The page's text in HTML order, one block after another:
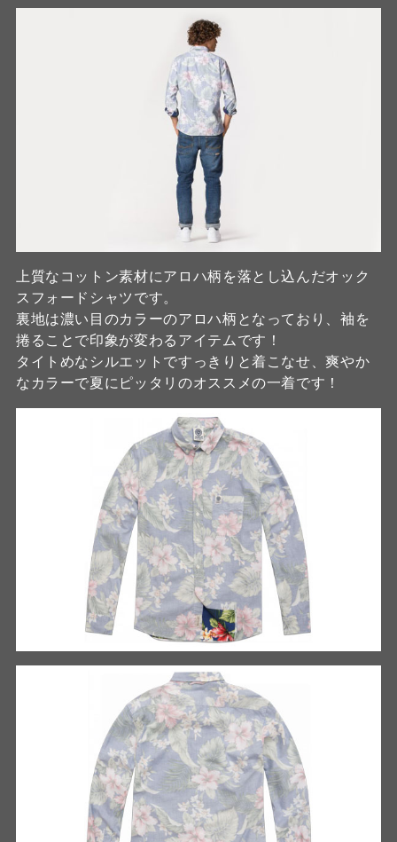
上質なコットン素材にアロハ柄を落とし込んだオック
スフォードシャツです。
裏地は濃い目のカラーのアロハ柄となっており、袖を
捲ることで印象が変わるアイテムです！
タイトめなシルエットですっきりと着こなせ、爽やか
なカラーで夏にピッタリのオススメの一着です！